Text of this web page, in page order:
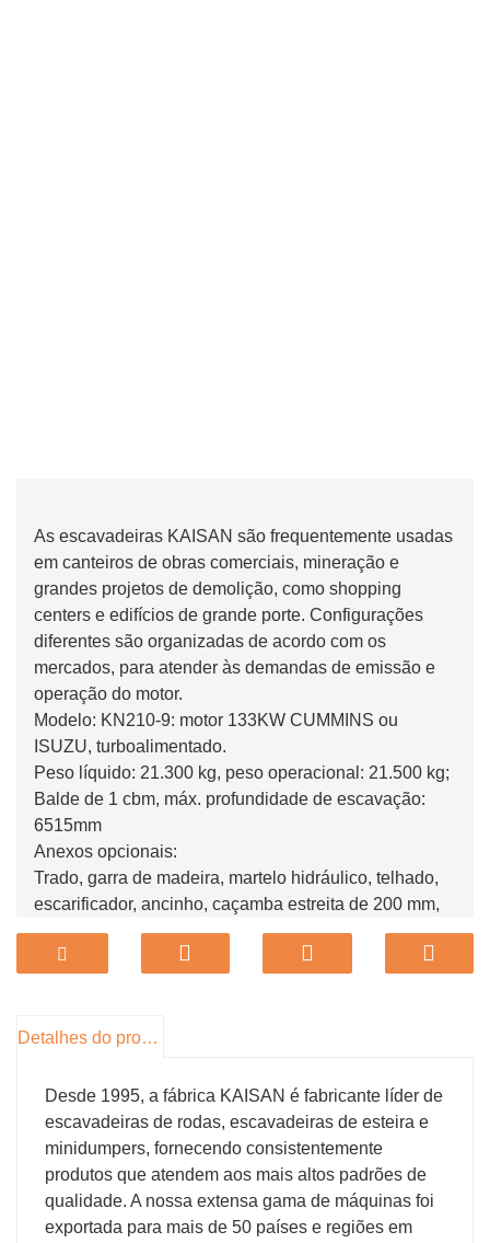
As escavadeiras KAISAN são frequentemente usadas
em canteiros de obras comerciais, mineração e
grandes projetos de demolição, como shopping
centers e edifícios de grande porte. Configurações
diferentes são organizadas de acordo com os
mercados, para atender às demandas de emissão e
operação do motor.
Modelo: KN210-9: motor 133KW CUMMINS ou
ISUZU, turboalimentado.
Peso líquido: 21.300 kg, peso operacional: 21.500 kg;
Balde de 1 cbm, máx. profundidade de escavação:
6515mm
Anexos opcionais:
Trado, garra de madeira, martelo hidráulico, telhado,
escarificador, ancinho, caçamba estreita de 200 mm,
caçamba padrão de 380 mm, caçamba de
nivelamento de 500 mm, caçamba de nivelamento de
Detalhes do produto
Desde 1995, a fábrica KAISAN é fabricante líder de
escavadeiras de rodas, escavadeiras de esteira e
minidumpers, fornecendo consistentemente
produtos que atendem aos mais altos padrões de
qualidade. A nossa extensa gama de máquinas foi
exportada para mais de 50 países e regiões em